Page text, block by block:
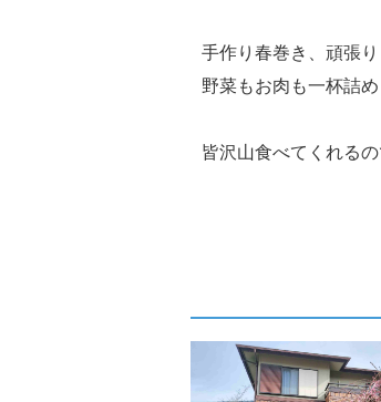
手作り春巻き、頑張
野菜もお肉も一杯詰
皆沢山食べてくれる